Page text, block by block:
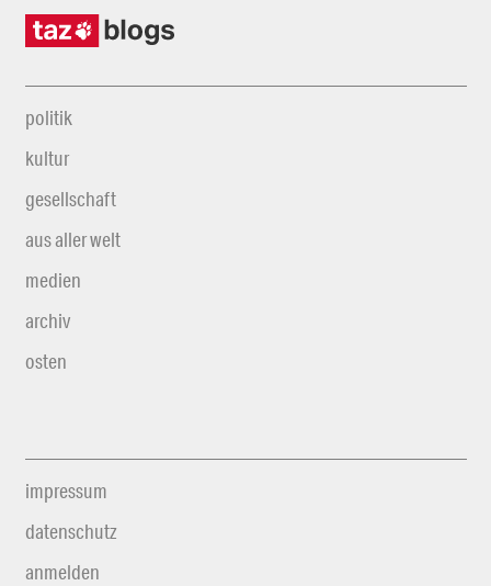
politik
kultur
gesellschaft
aus aller welt
medien
archiv
osten
impressum
datenschutz
anmelden